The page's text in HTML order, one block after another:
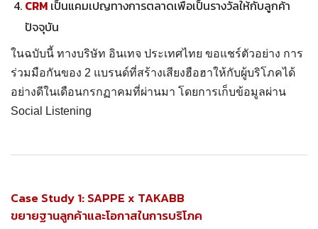
CRM เป็นแคมเปญทางการตลาดเพื่อเป็นรางวัลให้กับลูกค้า
ปัจจุบัน
ในฉบับนี้ ทางบริษัท อินเทจ ประเทศไทย ขอแชร์ตัวอย่าง การ
ร่วมมือกันของ 2 แบรนด์ที่สร้างเสียงฮือฮาให้กับผู้บริโภคได้
อย่างดีในเดือนกรกฏาคมที่ผ่านมา โดยการเก็บข้อมูลผ่าน
Social Listening
Case Study 1: SAPPE x TAKABB
ขยายฐานลูกค้าและโอกาสในการบริโภค